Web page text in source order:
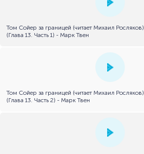
Том Сойер за границей (читает Михаил Росляков)
(Глава 13. Часть 1) - Марк Твен
Том Сойер за границей (читает Михаил Росляков)
(Глава 13. Часть 2) - Марк Твен